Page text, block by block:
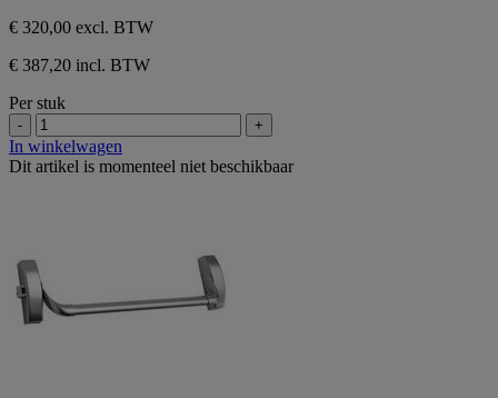
€ 320,00 excl. BTW
€ 387,20 incl. BTW
Per stuk
- +
In winkelwagen
Dit artikel is momenteel niet beschikbaar